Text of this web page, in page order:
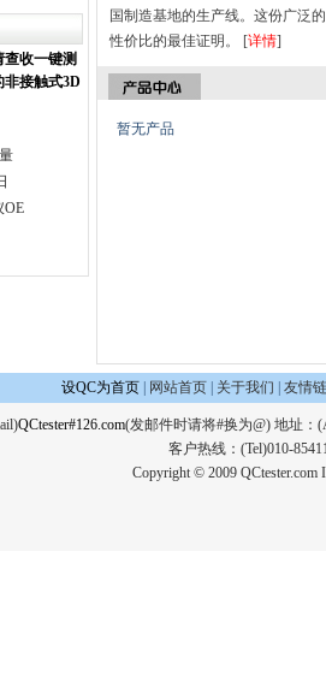
查收一键测
接触式3D
OE
国制造基地的生产线。这份广泛
性价比的最佳证明。 [详情]
暂无产品
设QC为首页| 网站首页| 关于我们 友情
QCtester#126.com(发邮件时请将#换为@) 地址：
客户热线：(Tel)010-
Copyright © 2009 QCtester.com